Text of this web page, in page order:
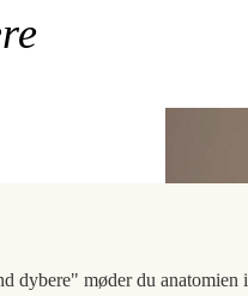
dybere" møder du anatomien i